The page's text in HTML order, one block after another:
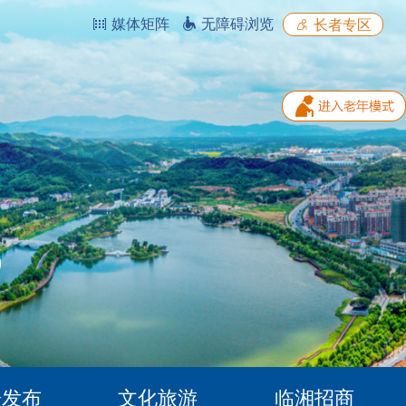
媒体矩阵 无障碍浏览 长者专区
布 文化旅游 临湘招商